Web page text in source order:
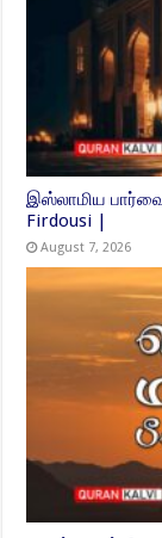
இஸ்லாமிய
Firdousi |
August 7, 2026